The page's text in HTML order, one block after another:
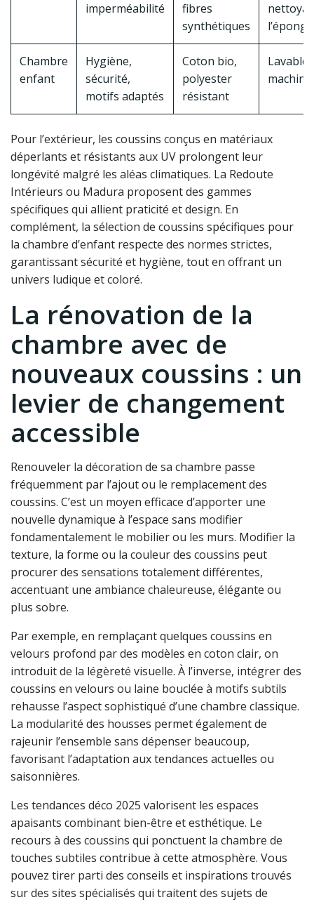
imperméabilité
fibres
synthétiques
l’éponge
Chambre
enfant
Hygiène,
sécurité,
motifs adaptés
Coton bio,
polyester
résistant
Lavable
machine
Pour l’extérieur, les coussins conçus en matériaux
déperlants et résistants aux UV prolongent leur
longévité malgré les aléas climatiques. La Redoute
Intérieurs ou Madura proposent des gammes
spécifiques qui allient praticité et design. En
complément, la sélection de coussins spécifiques pour
la chambre d’enfant respecte des normes strictes,
garantissant sécurité et hygiène, tout en offrant un
univers ludique et coloré.
La rénovation de la
chambre avec de
nouveaux coussins : un
levier de changement
accessible
Renouveler la décoration de sa chambre passe
fréquemment par l’ajout ou le remplacement des
coussins. C’est un moyen efficace d’apporter une
nouvelle dynamique à l’espace sans modifier
fondamentalement le mobilier ou les murs. Modifier la
texture, la forme ou la couleur des coussins peut
procurer des sensations totalement différentes,
accentuant une ambiance chaleureuse, élégante ou
plus sobre.
Par exemple, en remplaçant quelques coussins en
velours profond par des modèles en coton clair, on
introduit de la légèreté visuelle. À l’inverse, intégrer des
coussins en velours ou laine bouclée à motifs subtils
rehausse l’aspect sophistiqué d’une chambre classique.
La modularité des housses permet également de
rajeunir l’ensemble sans dépenser beaucoup,
favorisant l’adaptation aux tendances actuelles ou
saisonnières.
Les tendances déco 2025 valorisent les espaces
apaisants combinant bien-être et esthétique. Le
recours à des coussins qui ponctuent la chambre de
touches subtiles contribue à cette atmosphère. Vous
pouvez tirer parti des conseils et inspirations trouvés
sur des sites spécialisés qui traitent des sujets de